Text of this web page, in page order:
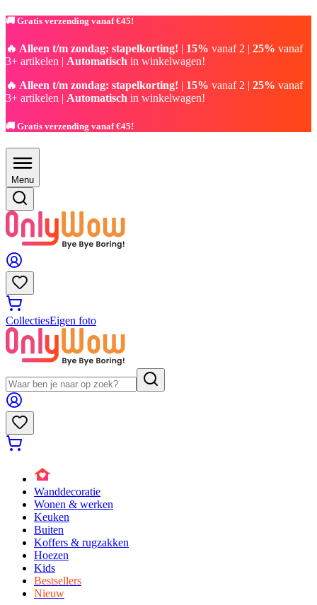
🚚 Gratis verzending vanaf €45!
🔥 Alleen t/m zondag: stapelkorting! | 15% vanaf 2 | 25% vanaf
3+ artikelen | Automatisch in winkelwagen!
🔥 Alleen t/m zondag: stapelkorting! | 15% vanaf 2 | 25% vanaf
3+ artikelen | Automatisch in winkelwagen!
🚚 Gratis verzending vanaf €45!
Menu
CollectiesEigen foto
Wanddecoratie
Wonen & werken
Keuken
Buiten
Koffers & rugzakken
Hoezen
Kids
Bestsellers
Nieuw